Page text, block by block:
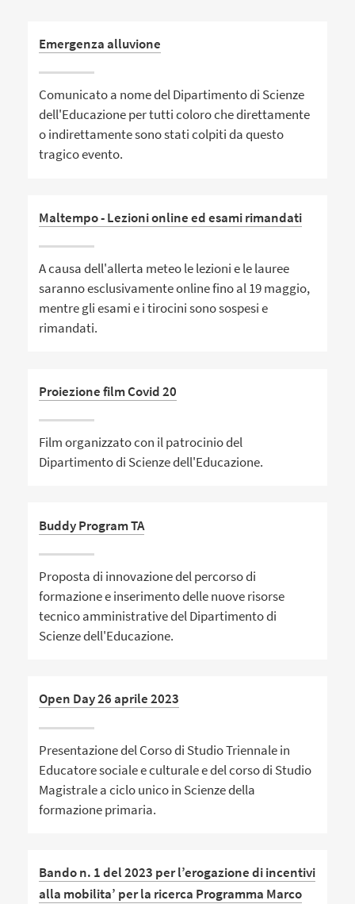
Emergenza alluvione
Comunicato a nome del Dipartimento di Scienze
dell'Educazione per tutti coloro che direttamente
o indirettamente sono stati colpiti da questo
tragico evento.
Maltempo - Lezioni online ed esami rimandati
A causa dell'allerta meteo le lezioni e le lauree
saranno esclusivamente online fino al 19 maggio,
mentre gli esami e i tirocini sono sospesi e
rimandati.
Proiezione film Covid 20
Film organizzato con il patrocinio del
Dipartimento di Scienze dell'Educazione.
Buddy Program TA
Proposta di innovazione del percorso di
formazione e inserimento delle nuove risorse
tecnico amministrative del Dipartimento di
Scienze dell'Educazione.
Open Day 26 aprile 2023
Presentazione del Corso di Studio Triennale in
Educatore sociale e culturale e del corso di Studio
Magistrale a ciclo unico in Scienze della
formazione primaria.
Bando n. 1 del 2023 per l’erogazione di incentivi
alla mobilita’ per la ricerca Programma Marco